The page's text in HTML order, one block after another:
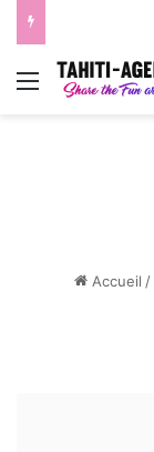
Menu
Accueil /